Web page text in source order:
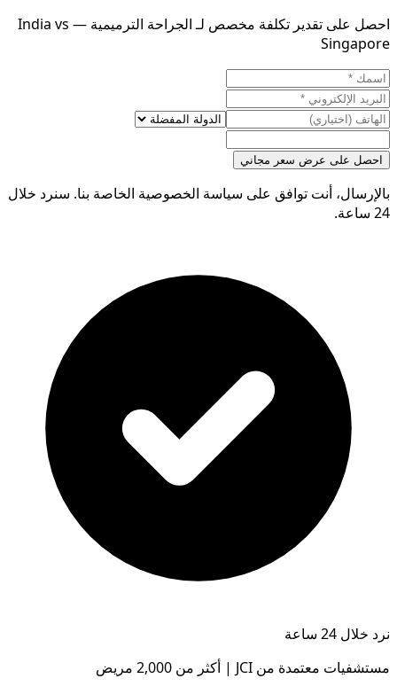
احصل على تقدير تكلفة مخصص لـ الجراحة الترميمية — India vs
Singapore
احصل على عرض سعر مجاني
بالإرسال، أنت توافق على سياسة الخصوصية الخاصة بنا. سنرد خلال
24 ساعة.
نرد خلال 24 ساعة
مستشفيات معتمدة من JCI | أكثر من 2,000 مريض